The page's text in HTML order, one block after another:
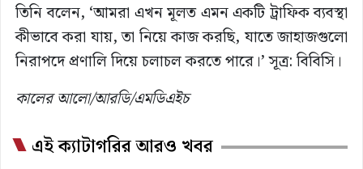
তিনি বলেন, ‘আমরা এখন মূলত এমন একটি ট্রাফিক ব্যবস্থা
কীভাবে করা যায়, তা নিয়ে কাজ করছি, যাতে জাহাজগুলো
নিরাপদে প্রণালি দিয়ে চলাচল করতে পারে।’ সূত্র: বিবিসি।
কালের আলো/আরডি/এমডিএইচ
এই ক্যাটাগরির আরও খবর